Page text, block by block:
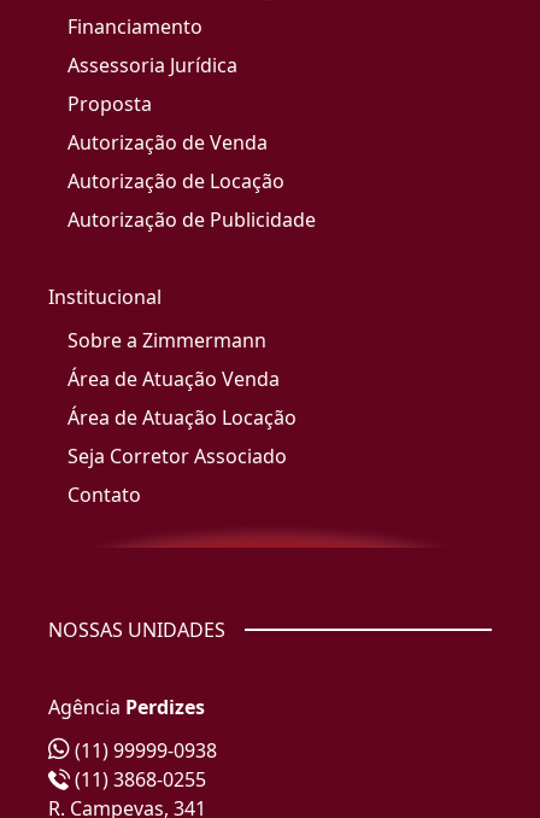
Financiamento
Assessoria Jurídica
Proposta
Autorização de Venda
Autorização de Locação
Autorização de Publicidade
Institucional
Sobre a Zimmermann
Área de Atuação Venda
Área de Atuação Locação
Seja Corretor Associado
Contato
NOSSAS UNIDADES
Agência Perdizes
(11) 99999-0938
(11) 3868-0255
R. Campevas, 341